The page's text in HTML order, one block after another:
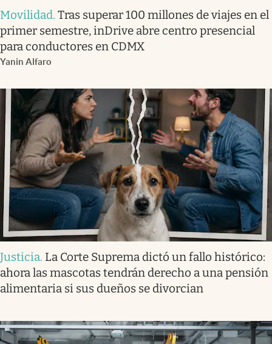
Movilidad. Tras superar 100 millones de viajes en el
primer semestre, inDrive abre centro presencial
para conductores en CDMX
Yanin Alfaro
Justicia. La Corte Suprema dictó un fallo histórico:
ahora las mascotas tendrán derecho a una pensión
alimentaria si sus dueños se divorcian